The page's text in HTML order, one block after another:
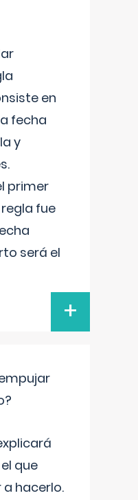
en
fecha
y
primer
fue
será el
+
que
hacerlo.